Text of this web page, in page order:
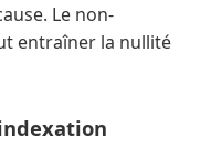
Le non-
entraîner la nullité